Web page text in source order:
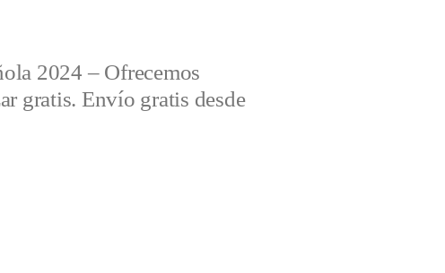
2024 – Ofrecemos
gratis. Envío gratis desde